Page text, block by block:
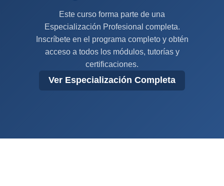
Este curso forma parte de una
Especialización Profesional completa.
Inscríbete en el programa completo y obtén
acceso a todos los módulos, tutorías y
certificaciones.
Ver Especialización Completa